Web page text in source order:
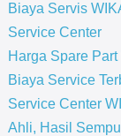
Biaya Servis
Service Center
Harga Spare
Biaya Service
Service Center
Ahli, Hasil